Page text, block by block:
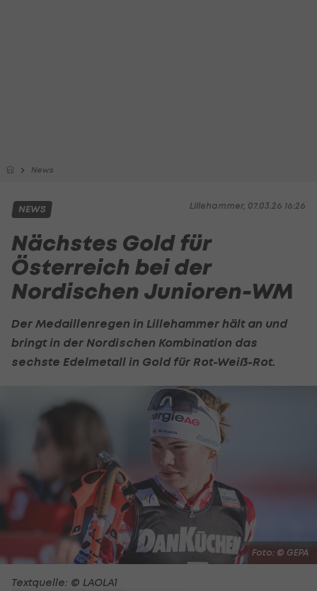
News
Lillehammer, 07.03.26 16:26
NEWS
Nächstes Gold für
Österreich bei der
Nordischen Junioren-WM
Der Medaillenregen in Lillehammer hält an und
bringt in der Nordischen Kombination das
sechste Edelmetall in Gold für Rot-Weiß-Rot.
Foto: © GEPA
Textquelle: © LAOLA1